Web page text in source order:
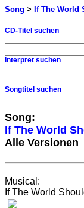
Song > If The World
CD-Titel suchen
Interpret suchen
Songtitel suchen
Song:
If The World
Alle Versionen
Musical:
If The World